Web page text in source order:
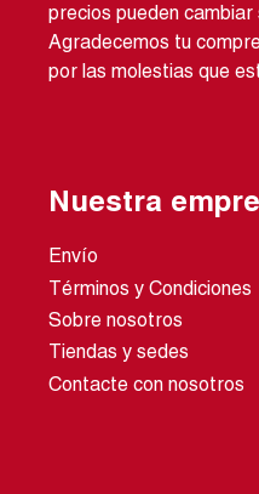
precios pueden cambiar
Agradecemos tu
por las molestias que
Nuestra
Envío
Términos y Condiciones
Sobre nosotros
Tiendas y sedes
Contacte con nosotros